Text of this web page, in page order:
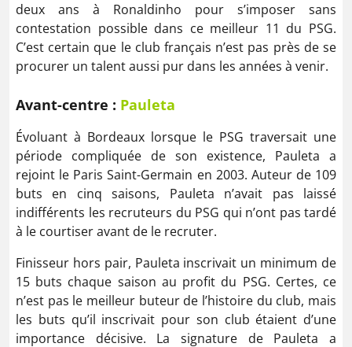
deux ans à Ronaldinho pour s’imposer sans
contestation possible dans ce meilleur 11 du PSG.
C’est certain que le club français n’est pas près de se
procurer un talent aussi pur dans les années à venir.
Avant-centre : Pauleta
Évoluant à Bordeaux lorsque le PSG traversait une
période compliquée de son existence, Pauleta a
rejoint le Paris Saint-Germain en 2003. Auteur de 109
buts en cinq saisons, Pauleta n’avait pas laissé
indifférents les recruteurs du PSG qui n’ont pas tardé
à le courtiser avant de le recruter.
Finisseur hors pair, Pauleta inscrivait un minimum de
15 buts chaque saison au profit du PSG. Certes, ce
n’est pas le meilleur buteur de l’histoire du club, mais
les buts qu’il inscrivait pour son club étaient d’une
importance décisive. La signature de Pauleta a